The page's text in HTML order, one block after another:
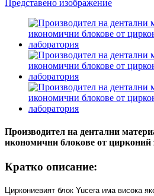
Производител на дентални
икономични блокове от цирконий
Кратко описание:
Циркониевият блок Yucera има висока